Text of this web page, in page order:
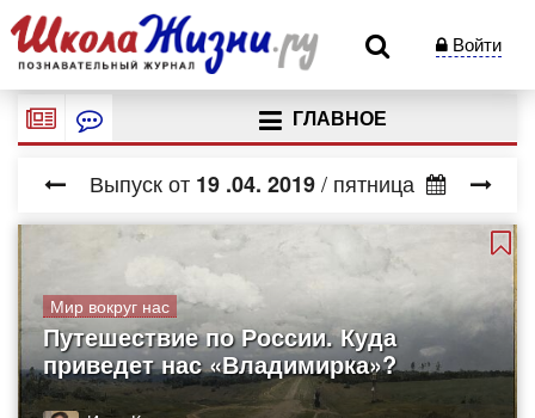
Войти
ГЛАВНОЕ
Выпуск от 19 .04. 2019 / пятница
Мир вокруг нас
Путешествие по России. Куда
приведет нас «Владимирка»?